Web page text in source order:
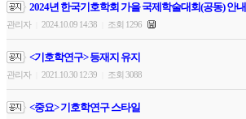
2024년 한국기호학회 가을 국제학술대회(공동) 안내
관리자 2024.10.09 14:38 조회 1296
<기호학연구> 등재지 유지
관리자 2021.10.30 12:39 조회 3088
<중요> 기호학연구 스타일